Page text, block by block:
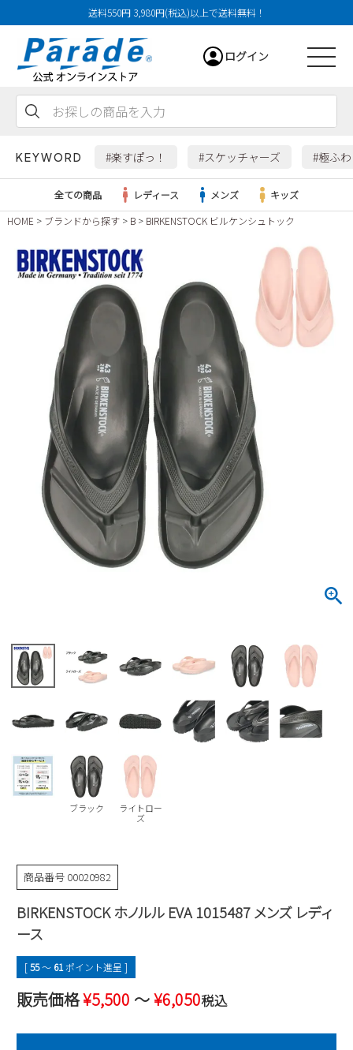
送料550円 3,980円(税込)以上で送料無料！
ログイン
KEYWORD #楽すぽっ！ #スケッチャーズ #極ふ
レディース
すべての商品
サンダル
レインシューズ
パンプス
スニーカー
ローファー
カジュアルシューズ
ウェア
Parade
SKECHERS
moz
puma
メンズ
すべての商品
サンダル
レインシューズ
スニーカー
ビジネス・ドレスシューズ
ワークシューズ
ブーツ
ウェア
Parade
SKECHERS
EDWIN
new balance
キッズ
すべての商品
サンダル
レインシューズ
スニーカー
ブーツ
Parade
SKECHERS
new balance
NEW
すべての商品
レディース新入荷
メンズ新入荷
SALE
すべての商品
キッズSALE
バッグ
ボディバッグ
トートバッグ
財布
すべての商品
ケア用品
雑貨
会員サービス
メルマガ購買
営業日カレンダー
日 月 火 水 木 金
土
全ての商品 レディース メンズ
キッズ
HOME
ブランドから探す B BIRKENSTOCK ビルケンシュトック
ブラック
ライトロー
ズ
商品番号 00020982
BIRKENSTOCK ホノルル EVA 1015487 メンズ レディ
ース
[55〜 61ポイント進呈 ]
販売価格¥5,500 〜¥6,050税込